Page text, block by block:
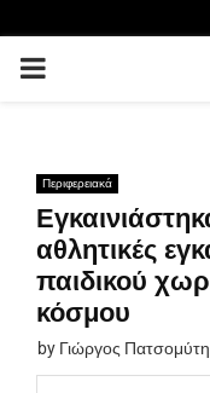
PRIMARY
Περιφερειακά
αθλητικές
παιδικού
κόσμου
by Γιώργος